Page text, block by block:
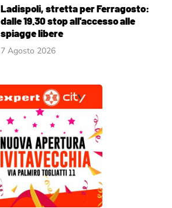
Ladispoli, stretta per Ferragosto:
dalle 19.30 stop all'accesso alle
spiagge libere
7 Agosto 2026